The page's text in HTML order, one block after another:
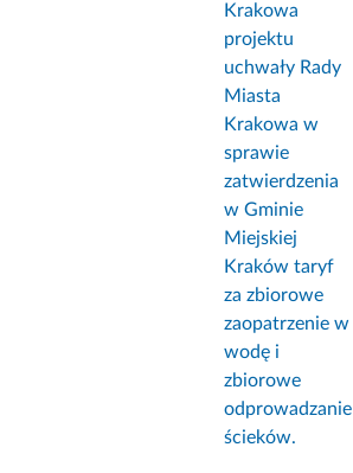
Krakowa
projektu
uchwały Rady
Miasta
Krakowa w
sprawie
zatwierdzenia
w Gminie
Miejskiej
Kraków taryf
za zbiorowe
zaopatrzenie w
wodę i
zbiorowe
odprowadzanie
ścieków.